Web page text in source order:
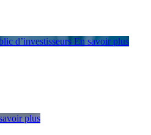
d’investisseurs En savoir plus
plus